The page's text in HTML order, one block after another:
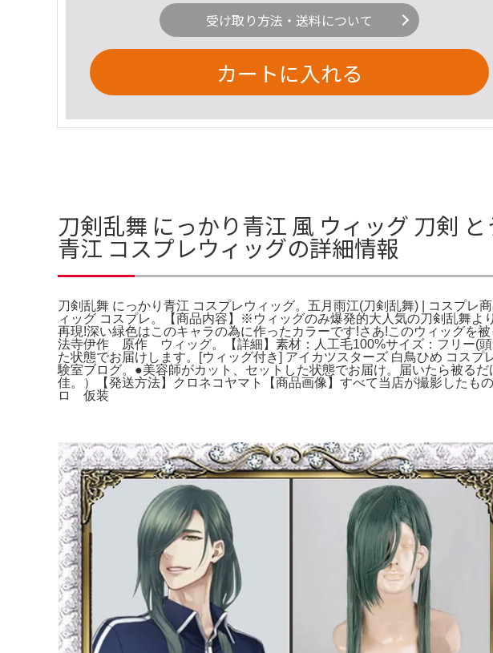
受け取り方法・送料について
カートに入れる
刀剣乱舞 にっかり青江 風 ウィッグ 刀剣
青江 コスプレウィッグの詳細情報
刀剣乱舞 にっかり青江 コスプレウィッグ。五月雨江(刀剣乱舞) | コスプレ
ィッグ コスプレ。【商品内容】※ウィッグのみ爆発的大人気の刀剣乱舞
再現!深い緑色はこのキャラの為に作ったカラーです!さあ!このウィッグ
法寺伊作 原作 ウィッグ。【詳細】素材：人工毛100%サイズ：フリー(
た状態でお届けします。[ウィッグ付き] アイカツスターズ 白鳥ひめ コス
験室ブログ。●美容師がカット、セットした状態でお届け。届いたら被
佳。）【発送方法】クロネコヤマト【商品画像】すべて当店が撮影した
ロ 仮装